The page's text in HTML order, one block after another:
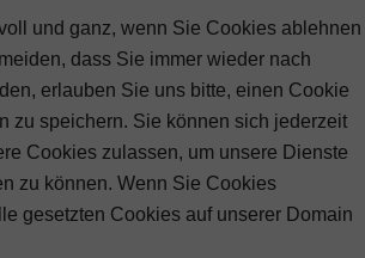
und ganz, wenn Sie Cookies ablehnen
dass Sie immer wieder nach
erlauben Sie uns bitte, einen Cookie
zu speichern. Sie können sich jederzeit
Cookies zulassen, um unsere Dienste
zu können. Wenn Sie Cookies
gesetzten Cookies auf unserer Domain